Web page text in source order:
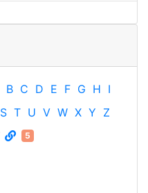
B C D E F G H I
S T U V W X Y Z
5